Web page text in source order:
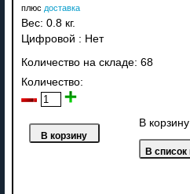
плюс доставка
Вес: 0.8 кг.
Цифровой : Нет
Количество на складе: 68
Количество:
В корзину